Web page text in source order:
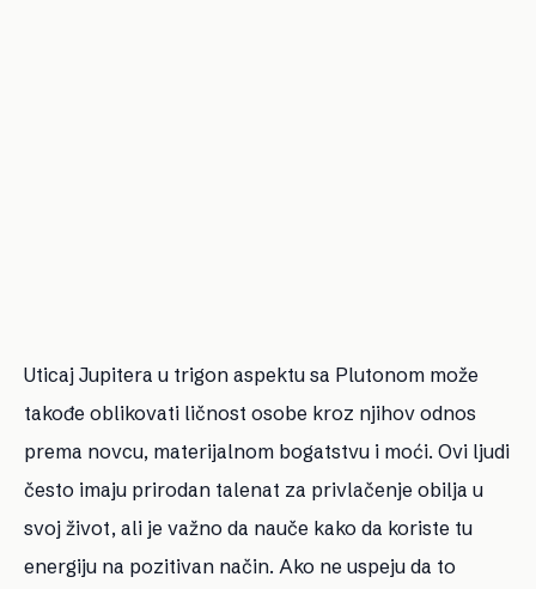
Uticaj Jupitera u trigon aspektu sa Plutonom može
takođe oblikovati ličnost osobe kroz njihov odnos
prema novcu, materijalnom bogatstvu i moći. Ovi ljudi
često imaju prirodan talenat za privlačenje obilja u
svoj život, ali je važno da nauče kako da koriste tu
energiju na pozitivan način. Ako ne uspeju da to